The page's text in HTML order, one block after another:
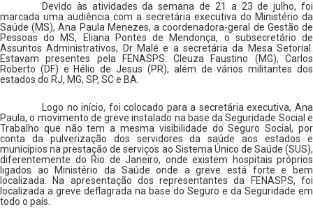
Devido às atividades da semana de 21 a 23 de julho, foi
marcada uma audiência com a secretária executiva do Ministério da
Saúde (MS), Ana Paula Menezes, a coordenadora-geral de Gestão de
Pessoas do MS, Eliana Pontes de Mendonça, o subsecretário de
Assuntos Administrativos, Dr Malé e a secretária da Mesa Setorial.
Estavam presentes pela FENASPS: Cleuza Faustino (MG), Carlos
Roberto (DF) e Hélio de Jesus (PR), além de vários militantes dos
estados do RJ, MG, SP, SC e BA.
Logo no início, foi colocado para a secretária executiva, Ana
Paula, o movimento de greve instalado na base da Seguridade Social e
Trabalho que não tem a mesma visibilidade do Seguro Social, por
conta da pulverização dos servidores da saúde aos estados e
municípios na prestação de serviços ao Sistema Único de Saúde (SUS),
diferentemente do Rio de Janeiro, onde existem hospitais próprios
ligados ao Ministério da Saúde onde a greve está forte e bem
localizada. Na apresentação dos representantes da FENASPS, foi
localizada a greve deflagrada na base do Seguro e da Seguridade em
todo o país.